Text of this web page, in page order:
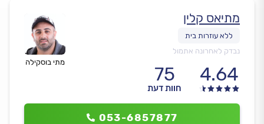
מתי בוסקילה
מתיאס קלין
נבדק לאחרונה אתמול
4.64
75
חוות דעת
053-6857877